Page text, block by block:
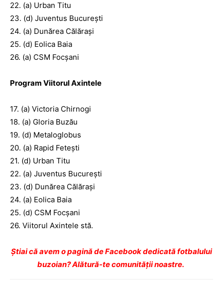
22. (a) Urban Titu
23. (d) Juventus Bucureşti
24. (a) Dunărea Călăraşi
25. (d) Eolica Baia
26. (a) CSM Focşani
Program Viitorul Axintele
17. (a) Victoria Chirnogi
18. (a) Gloria Buzău
19. (d) Metaloglobus
20. (a) Rapid Feteşti
21. (d) Urban Titu
22. (a) Juventus Bucureşti
23. (d) Dunărea Călăraşi
24. (a) Eolica Baia
25. (d) CSM Focşani
26. Viitorul Axintele stă.
Ştiai că avem o pagină de Facebook dedicată fotbalului
buzoian? Alătură-te comunității noastre.